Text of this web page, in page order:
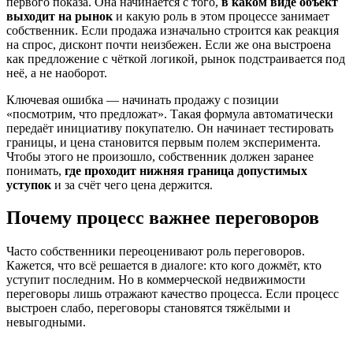
выходит на рынок и какую роль в этом процессе занимает
собственник. Если продажа изначально строится как реакция
на спрос, дисконт почти неизбежен. Если же она выстроена
как предложение с чёткой логикой, рынок подстраивается под
неё, а не наоборот.
Ключевая ошибка — начинать продажу с позиции
«посмотрим, что предложат». Такая формула автоматически
передаёт инициативу покупателю. Он начинает тестировать
границы, и цена становится первым полем эксперимента.
Чтобы этого не произошло, собственник должен заранее
понимать, где проходит нижняя граница допустимых
уступок и за счёт чего цена держится.
Почему процесс важнее переговоров
Часто собственники переоценивают роль переговоров.
Кажется, что всё решается в диалоге: кто кого дожмёт, кто
уступит последним. Но в коммерческой недвижимости
переговоры лишь отражают качество процесса. Если процесс
выстроен слабо, переговоры становятся тяжёлыми и
невыгодными.